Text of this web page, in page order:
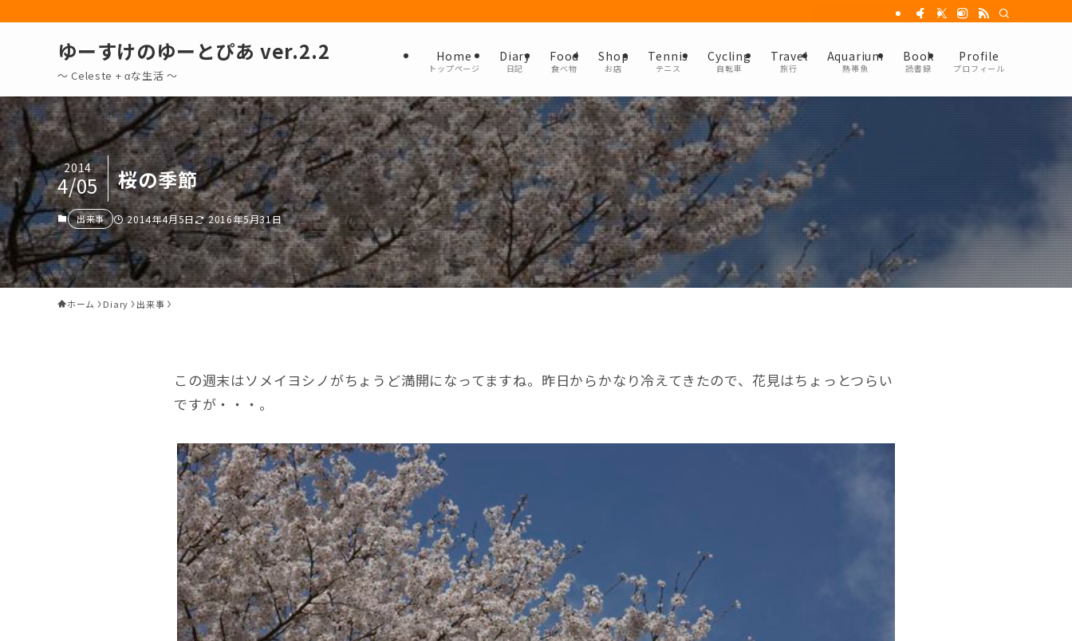
ゆーすけのゆーとぴあ ver.2.2
～ Celeste + αな生活 〜
Home
トップページ
Diary
日記
Food
食べ物
Shop
お店
Tennis
テニス
Cycling
自転車
Travel
旅行
Aquarium
熱帯魚
Book
読書録
Profile
プロフィール
桜の季節
2014
4/05
出来事 2014年4月5日 2016年5月31日
ホーム Diary 出来事
この週末はソメイヨシノがちょうど満開になってますね。昨日からかなり冷えてきたので、花見はちょっとつらい
ですが・・・。